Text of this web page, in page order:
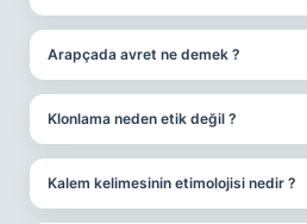
Arapçada avret ne demek ?
Klonlama neden etik değil ?
Kalem kelimesinin etimolojisi nedir ?